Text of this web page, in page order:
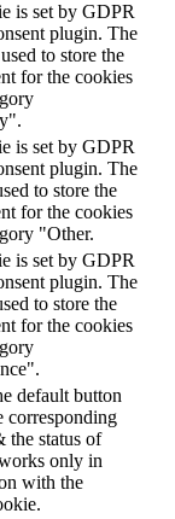
is set by GDPR
plugin. The
to store the
for the cookies
is set by GDPR
plugin. The
to store the
for the cookies
"Other.
is set by GDPR
plugin. The
to store the
for the cookies
default button
corresponding
the status of
only in
with the